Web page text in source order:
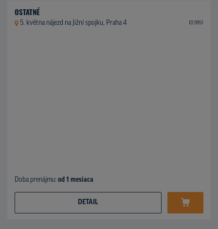
OSTATNÉ
5. května nájezd na Jižní spojku, Praha 4 ID 9951
Doba prenájmu: od 1 mesiaca
DETAIL